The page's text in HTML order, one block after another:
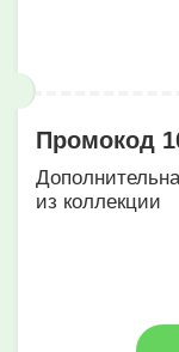
Промокод
из коллекции